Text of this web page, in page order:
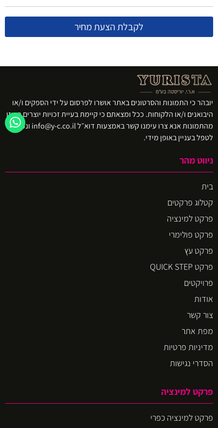
לקבלת הצעת מחיר
יובהר כי התמונות והסרטונים באתר אושרו לפרסום על ידי הספקים ו/או
היבואנים ו/או הלקוחות. ככל ומצאתם כי קיימת בעיית זכויות יוצרים באיזו
מהתמונות אנא צרו עימנו קשר באמצעות דוא״ל info@y-c.co.il ונפעל
לטפל בעניין באופן מידי.
ניווט מהר
בית
קטלוג פרקטים
פרקט למינציה
פרקט פולימרי
פרקט עץ
פרקט QUICK STEP
פרויקטים
אודות
צור קשר
מפת אתר
מדיניות פרטיות
הסדרי נגישות
פרקט למינציה
פרקט למינציה כפרי